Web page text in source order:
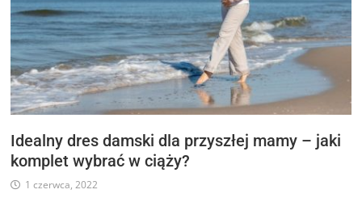
Idealny dres damski dla przyszłej mamy – jaki
komplet wybrać w ciąży?
1 czerwca, 2022